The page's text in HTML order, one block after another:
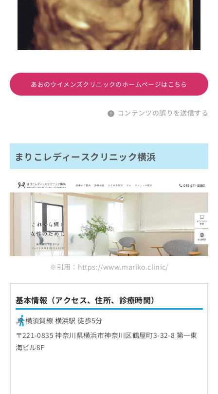
あおのウイメンズクリニックのホームページはこちら
コンテンツの誤りを送信する
まりこレディースクリニック横浜
※引用：https://www.mariko.clinic/
基本情報（アクセス、住所、診療時間）
JR 横須賀線 横浜駅 徒歩5分
〒221-0835 神奈川県横浜市神奈川区鶴屋町3-32-8 第一東
海ビル8F